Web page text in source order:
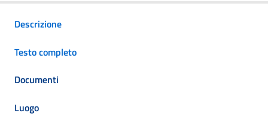
Descrizione
Testo completo
Documenti
Luogo